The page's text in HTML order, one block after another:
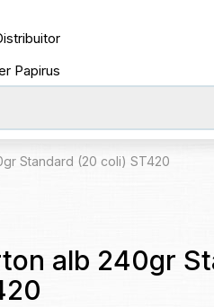
Papirus
Standard (20 coli) ST420
alb 240gr